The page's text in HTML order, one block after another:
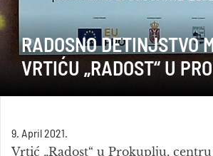
RADOSNO DETINJSTVO
VRTIĆU „RADOST“ U
9. April 2021.
Vrtić „Radost“ u Prokuplju,